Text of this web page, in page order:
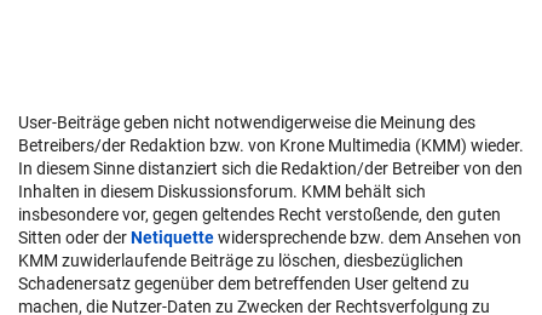
User-Beiträge geben nicht notwendigerweise die Meinung des
Betreibers/der Redaktion bzw. von Krone Multimedia (KMM) wieder.
In diesem Sinne distanziert sich die Redaktion/der Betreiber von den
Inhalten in diesem Diskussionsforum. KMM behält sich
insbesondere vor, gegen geltendes Recht verstoßende, den guten
Sitten oder derNetiquettewidersprechende bzw. dem Ansehen von
KMM zuwiderlaufende Beiträge zu löschen, diesbezüglichen
Schadenersatz gegenüber dem betreffenden User geltend zu
machen, die Nutzer-Daten zu Zwecken der Rechtsverfolgung zu